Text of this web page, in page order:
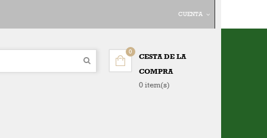
CUENTA
CESTA DE LA
COMPRA
0 item(s)
0